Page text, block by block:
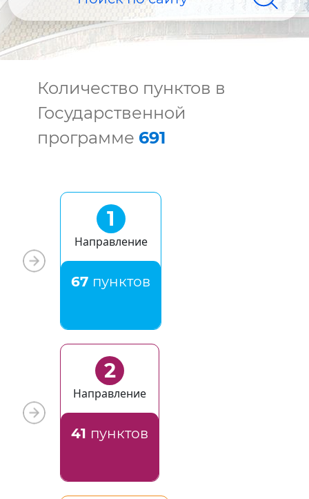
Количество пунктов в
Государственной
программе 691
1
Направление
67 пунктов
2
Направление
41 пунктов